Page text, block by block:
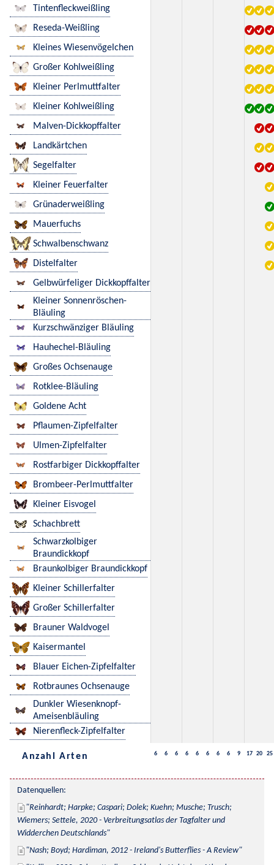
Tintenfleckweißling
Reseda-Weißling
Kleines Wiesenvögelchen
Großer Kohlweißling
Kleiner Perlmuttfalter
Kleiner Kohlweißling
Malven-Dickkopffalter
Landkärtchen
Segelfalter
Kleiner Feuerfalter
Grünaderweißling
Mauerfuchs
Schwalbenschwanz
Distelfalter
Gelbwürfeliger Dickkopffalter
Kleiner Sonnenröschen-
Bläuling
Kurzschwänziger Bläuling
Hauhechel-Bläuling
Großes Ochsenauge
Rotklee-Bläuling
Goldene Acht
Pflaumen-Zipfelfalter
Ulmen-Zipfelfalter
Rostfarbiger Dickkopffalter
Brombeer-Perlmuttfalter
Kleiner Eisvogel
Schachbrett
Schwarzkolbiger
Braundickkopf
Braunkolbiger Braundickkopf
Kleiner Schillerfalter
Großer Schillerfalter
Brauner Waldvogel
Kaisermantel
Blauer Eichen-Zipfelfalter
Rotbraunes Ochsenauge
Dunkler Wiesenknopf-
Ameisenbläuling
Nierenfleck-Zipfelfalter
Anzahl Arten 6 6 6 6 6 6 6 6 9 17 20 25
Datenquellen:
Reinhardt; Harpke; Caspari; Dolek; Kuehn; Musche; Trusch;
Wiemers; Settele, 2020 - Verbreitungsatlas der Tagfalter und
Widderchen Deutschlands
Nash; Boyd; Hardiman, 2012 - Ireland's Butterflies - A Review